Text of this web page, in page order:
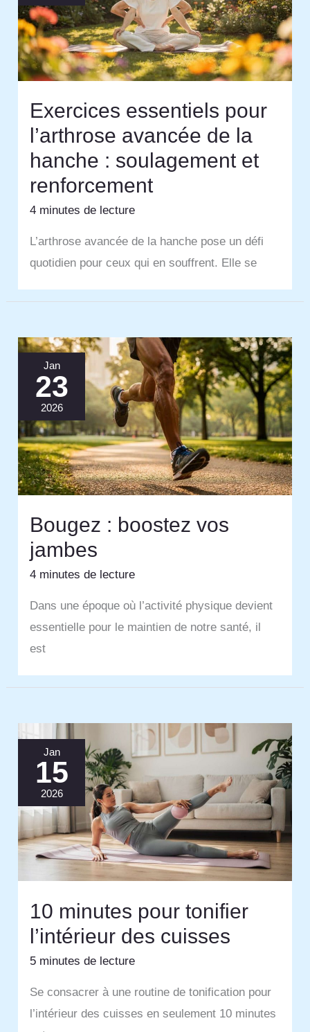
Exercices essentiels pour
l’arthrose avancée de la
hanche : soulagement et
renforcement
4 minutes de lecture
L’arthrose avancée de la hanche pose un défi
quotidien pour ceux qui en souffrent. Elle se
Jan
23
2026
Bougez : boostez vos
jambes
4 minutes de lecture
Dans une époque où l’activité physique devient
essentielle pour le maintien de notre santé, il
est
Jan
15
2026
10 minutes pour tonifier
l’intérieur des cuisses
5 minutes de lecture
Se consacrer à une routine de tonification pour
l’intérieur des cuisses en seulement 10 minutes